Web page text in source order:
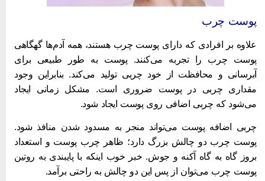
چرببهترین کرم ضدآفتاب ایرانی
بر افرادی که دارای پوست چرب هستند، همه آدم‌ها گهگاهی
چرب را تجربه می‌کنند. پوست به طور طبیعی برای
و محافظت از خود چربی تولید می‌کند. بنابراین وجود
چربی در پوست ضروری است. مشکل زمانی ایجاد
که چربی اضافی روی پوست ایجاد شود.
اضافه پوست می‌تواند منجر به مسدود شدن منافذ شود.
چرب دو چالش بزرگ دارد؛ ظاهر چرب پوست و استعداد
گاه به گاه آکنه و جوش. خبر خوب اینکه با پایبندی به روتین
چرب می‌توان از پس این دو چالش به راحتی برآمد.